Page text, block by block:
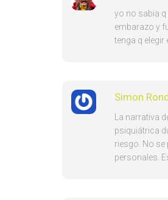
yo no sabia q
embarazo y
tenga q
Simon
La narrativa
psiquiátrica
riesgo. No
personales.